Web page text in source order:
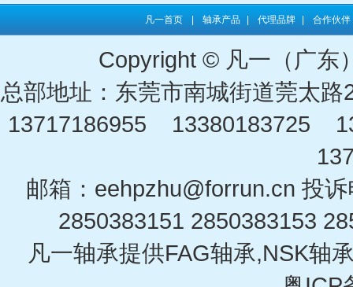
凡一首页 轴承产品 代理品牌 合作伙伴
Copyright © 凡一（广东
总部地址：东莞市南城街道莞太
13717186955 13380183725
邮箱：eehpzhu@for​run.cn 投
2850383151 2850383153
凡一轴承提供FAG轴承,NSK轴